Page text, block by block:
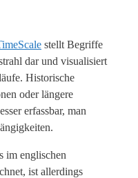
stellt Begriffe
dar und visualisiert
Historische
oder längere
erfassbar, man
im englischen
ist allerdings